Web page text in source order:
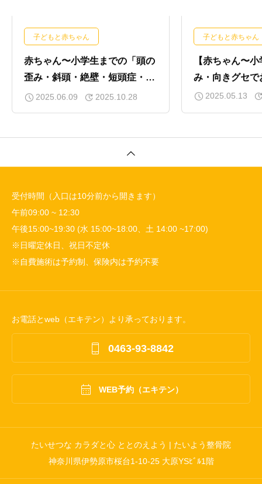
子どもと赤ちゃん
赤ちゃん〜小学生までの「頭の
歪み・斜頭・絶壁・短頭症・向
きグセ・ハチ張り」にお悩みの
2025.06.09 2025.10.28
子どもと赤ちゃん
【赤ちゃん〜
み・向きグセ
2025.05.13
受付時間（入口は10分前から開きます）
午前09:00 ~ 12:30
午後15:00~19:30 (水 15:00~18:00、土 14:00 ~17:00)
※日曜定休日、祝日不定休
※自費施術は予約制、保険内は予約不要
お電話とweb（エキテン）より承っております。
 0463-93-8842
 WEB予約（エキテン）
たいせつな カラダと心 ととのえよう | たいよう整骨院
神奈川県伊勢原市桜台1-10-25 大原YSﾋﾞﾙ1階